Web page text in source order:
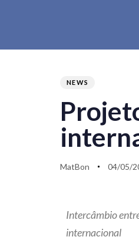
NEWS
MatBon 04/05/
Intercâmbio
internacional